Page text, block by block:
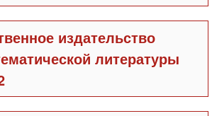
издательство
литературы